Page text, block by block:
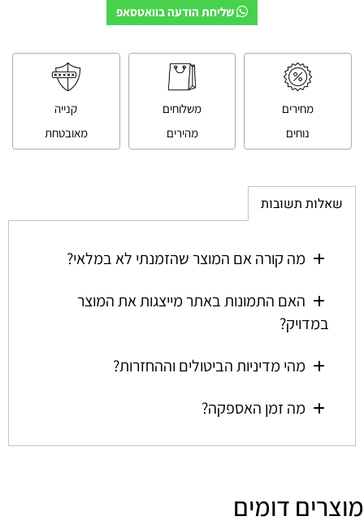
שליחת הודעה בוואטסאפ
מחירים
נוחים
משלוחים
מהירים
קנייה
מאובטחת
שאלות תשובות
מה קורה אם המוצר שהזמנתי לא במלאי?
האם התמונות באתר מייצגות את המוצר
במדויק?
מהי מדיניות הביטולים וההחזרות?
מה זמן האספקה?
מוצרים דומים